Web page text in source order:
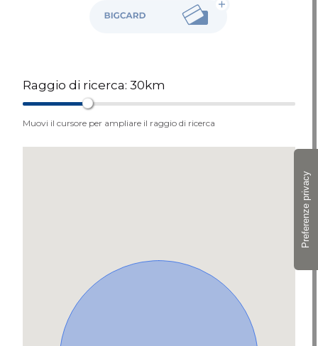
Raggio di ricerca:30km
Muovi il cursore per ampliare il raggio di ricerca